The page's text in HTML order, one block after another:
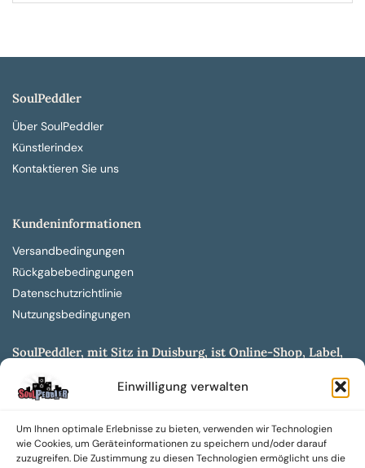
Einwilligung verwalten
Um Ihnen optimale Erlebnisse zu bieten, verwenden wir Technologien
wie Cookies, um Geräteinformationen zu speichern und/oder darauf
zuzugreifen. Die Zustimmung zu diesen Technologien ermöglicht uns die
SoulPeddler
Über SoulPeddler
Künstlerindex
Kontaktieren Sie uns
Kundeninformationen
Versandbedingungen
Rückgabebedingungen
Datenschutzrichtlinie
Nutzungsbedingungen
SoulPeddler, mit Sitz in Duisburg, ist Online-Shop, Label,
entwickelt aus dem SoulPeddler Vinyl-Presswerk und
Wir bieten eine breite Auswahl an sowohl hochgradig
sammelwürdigen als auch Mainstream-Titeln und -Formaten auf